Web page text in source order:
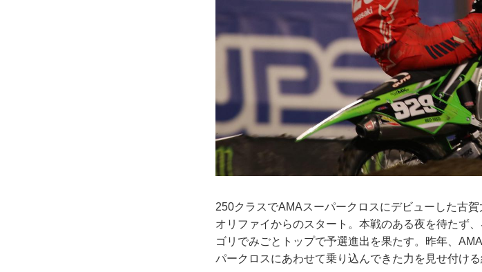
250クラスでAMAスーパークロスにデビューした古
オリファイからのスタート。本戦のある夜を待たず
ゴリでみごとトップで予選進出を果たす。昨年、
パークロスにあわせて乗り込んできた力を見せ付ける